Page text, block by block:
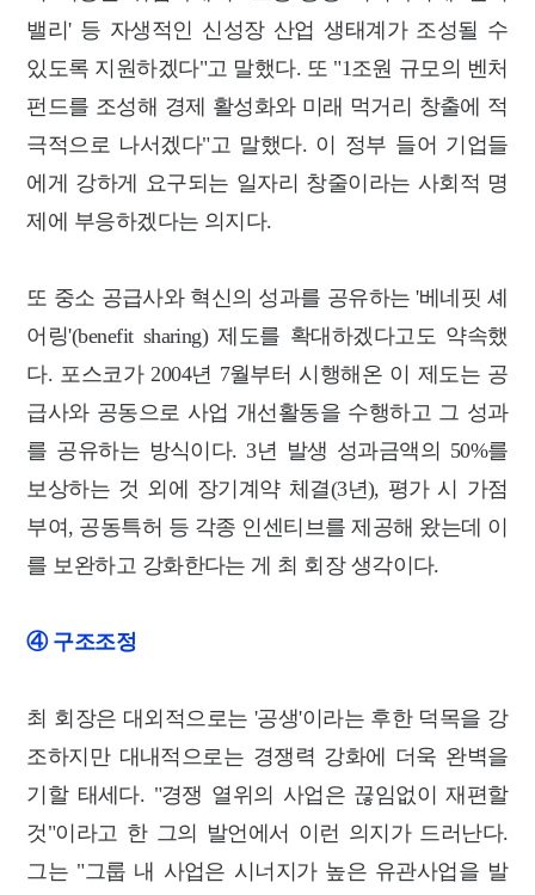
밸리' 등 자생적인 신성장 산업 생태계가 조성될 수
있도록 지원하겠다"고 말했다. 또 "1조원 규모의 벤처
펀드를 조성해 경제 활성화와 미래 먹거리 창출에 적
극적으로 나서겠다"고 말했다. 이 정부 들어 기업들
에게 강하게 요구되는 일자리 창줄이라는 사회적 명
제에 부응하겠다는 의지다.
또 중소 공급사와 혁신의 성과를 공유하는 '베네핏 셰
어링'(benefit sharing) 제도를 확대하겠다고도 약속했
다. 포스코가 2004년 7월부터 시행해온 이 제도는 공
급사와 공동으로 사업 개선활동을 수행하고 그 성과
를 공유하는 방식이다. 3년 발생 성과금액의 50%를
보상하는 것 외에 장기계약 체결(3년), 평가 시 가점
부여, 공동특허 등 각종 인센티브를 제공해 왔는데 이
를 보완하고 강화한다는 게 최 회장 생각이다.
④ 구조조정
최 회장은 대외적으로는 '공생'이라는 후한 덕목을 강
조하지만 대내적으로는 경쟁력 강화에 더욱 완벽을
기할 태세다. "경쟁 열위의 사업은 끊임없이 재편할
것"이라고 한 그의 발언에서 이런 의지가 드러난다.
그는 "그룹 내 사업은 시너지가 높은 유관사업을 발